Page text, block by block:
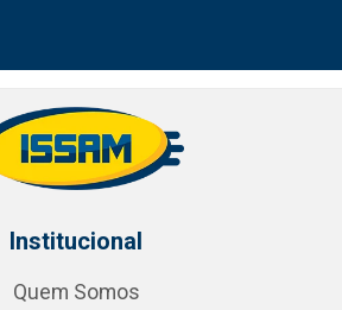
Institucional
Quem Somos